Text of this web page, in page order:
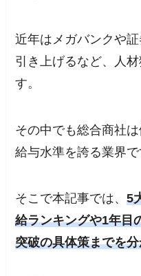
近年はメガバンクや
引き上げるなど、人
す。
その中でも総合商社
給与水準を誇る業界で
そこで本記事では、5
給ランキングや1年目
突破の具体策までを